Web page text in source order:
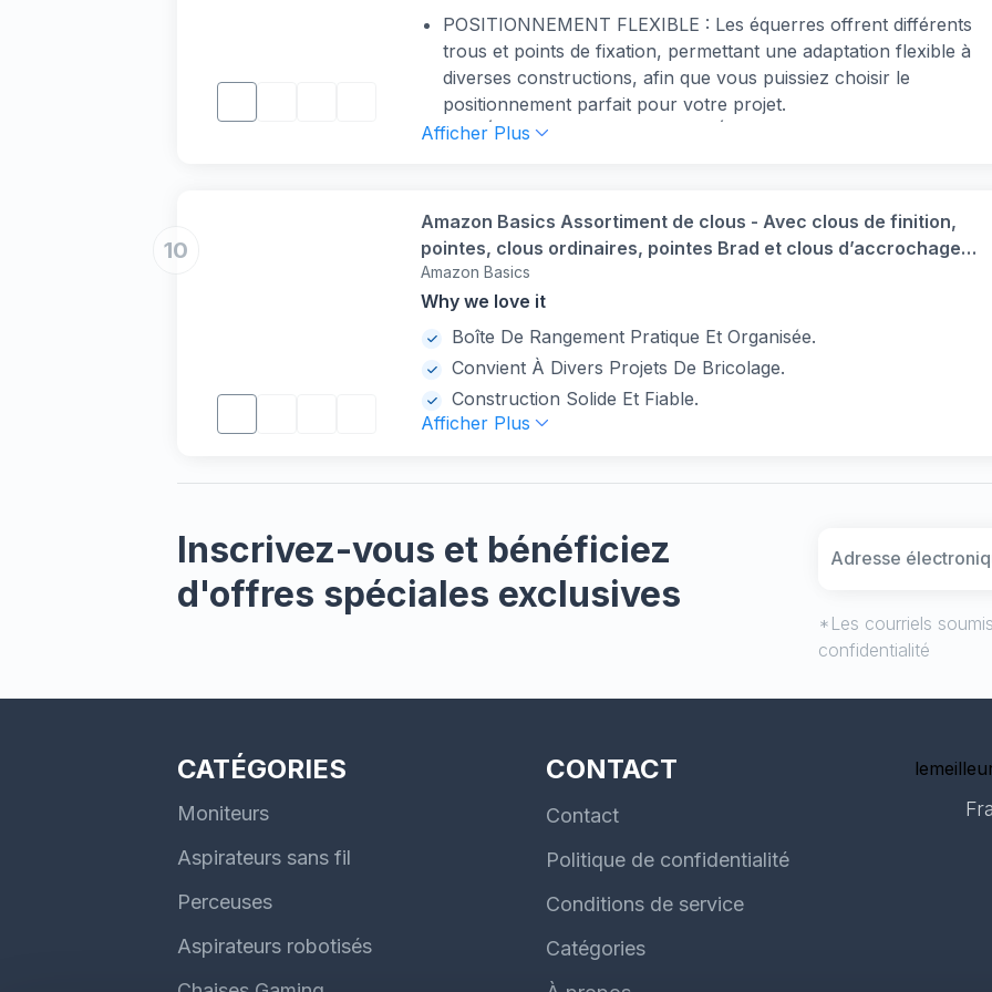
POSITIONNEMENT FLEXIBLE : Les équerres offrent différents
trous et points de fixation, permettant une adaptation flexible à
diverses constructions, afin que vous puissiez choisir le
positionnement parfait pour votre projet.
MATÉRIAU DE HAUTE QUALITÉ : Les équerres HELPMATE
corrosion, assurant ainsi une utilisation fiable et durable.
CONNEXION EN BOIS STABLE : Avec les équerres
HELPMATE, vous pouvez assembler des éléments en bois
légers de manière sûre et stable. Idéal pour la fabrication de
meubles, l’aménagement intérieur, la construction en bois et les
projets DIY.
ASSEMBLAGE FACILE : Les trous de vis pré-percés facilitent la
fixation murale meuble des connecteurs en bois. Idéalement,
cela devrait être fait avec des clous ou des vis appropriés.
d'étagères, d'armoires, de tables et bien plus encore.
Afficher Plus
10
Amazon Basics Assortiment de clous - Avec clous de finition,
pointes, clous ordinaires, pointes Brad et clous d’accrochage,
550 pièces
Amazon Basics
Why we love it
Boîte De Rangement Pratique Et Organisée.
Convient À Divers Projets De Bricolage.
Construction Solide Et Fiable.
Afficher Plus
Inscrivez-vous et bénéficiez
d'offres spéciales exclusives
*Les courriels
confidentialité
CATÉGORIES
Moniteurs
Aspirateurs sans fil
Perceuses
Aspirateurs robotisés
CONTACT
Contact
Politique de confidentialité
Conditions de service
Catégories